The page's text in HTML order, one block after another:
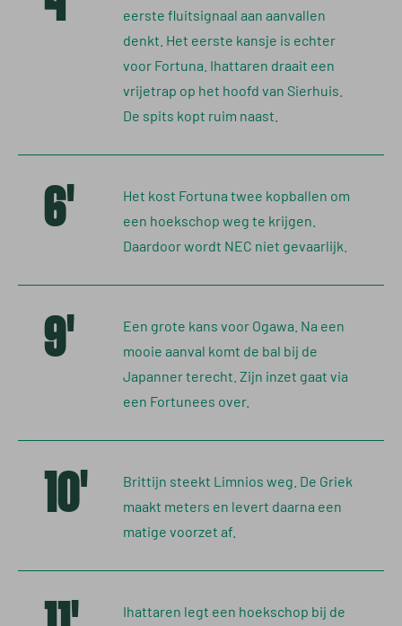
eerste fluitsignaal aan aanvallen
denkt. Het eerste kansje is echter
voor Fortuna. Ihattaren draait een
vrijetrap op het hoofd van Sierhuis.
De spits kopt ruim naast.
6'
Het kost Fortuna twee kopballen om
een hoekschop weg te krijgen.
Daardoor wordt NEC niet gevaarlijk.
9'
Een grote kans voor Ogawa. Na een
mooie aanval komt de bal bij de
Japanner terecht. Zijn inzet gaat via
een Fortunees over.
10'
Brittijn steekt Limnios weg. De Griek
maakt meters en levert daarna een
matige voorzet af.
Ihattaren legt een hoekschop bij de